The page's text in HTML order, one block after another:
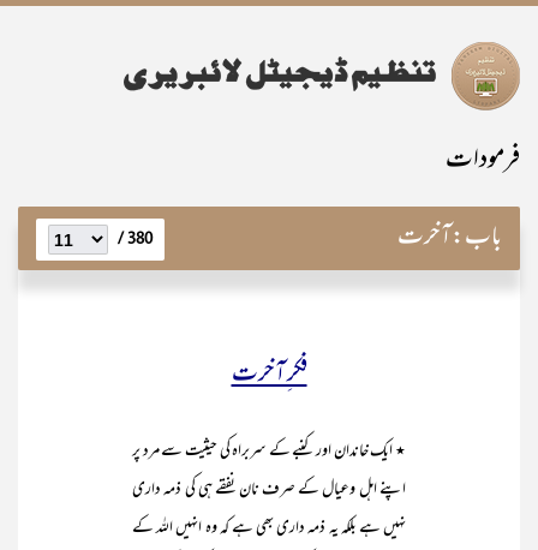
فرمودات
باب:آخرت 380 /
فکر ِآخرت
٭ ایک خاندان اور کنبے کے سربراہ کی حیثیت سے مرد پر
اپنے اہل وعیال کے صرف نان نفقے ہی کی ذمہ داری
نہیں ہے بلکہ یہ ذمہ داری بھی ہے کہ وہ انہیں اللہ کے